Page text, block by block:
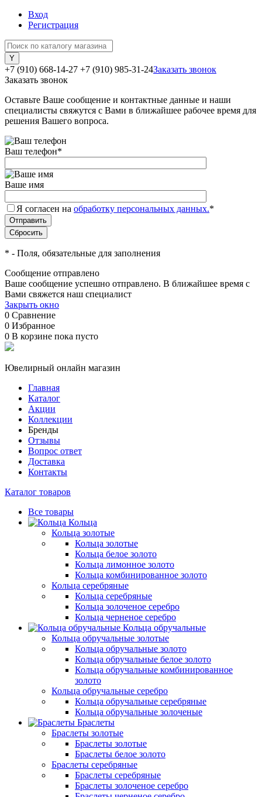
Вход
Регистрация
+7 (910) 668-14-27 +7 (910) 985-31-24Заказать звонок
Заказать звонок
Оставьте Ваше сообщение и контактные данные и наши
специалисты свяжутся с Вами в ближайшее рабочее время для
решения Вашего вопроса.
Ваш телефон*
Ваше имя
Я согласен на обработку персональных данных.*
* - Поля, обязательные для заполнения
Сообщение отправлено
Ваше сообщение успешно отправлено. В ближайшее время с
Вами свяжется наш специалист
Закрыть окно
0 Сравнение
0 Избранное
0 В корзине пока пусто
Ювелирный онлайн магазин
Главная
Каталог
Акции
Коллекции
Бренды
Отзывы
Вопрос ответ
Доставка
Контакты
Каталог товаров
Все товары
Кольца
Кольца золотые
Кольца золотые
Кольца белое золото
Кольца лимонное золото
Кольца комбинированное золото
Кольца серебряные
Кольца серебряные
Кольца золоченое серебро
Кольца черненое серебро
Кольца обручальные
Кольца обручальные золотые
Кольца обручальные золото
Кольца обручальные белое золото
Кольца обручальные комбинированное
золото
Кольца обручальные серебро
Кольца обручальные серебряные
Кольца обручальные золоченые
Браслеты
Браслеты золотые
Браслеты золотые
Браслеты белое золото
Браслеты серебряные
Браслеты cеребряные
Браслеты золоченое серебро